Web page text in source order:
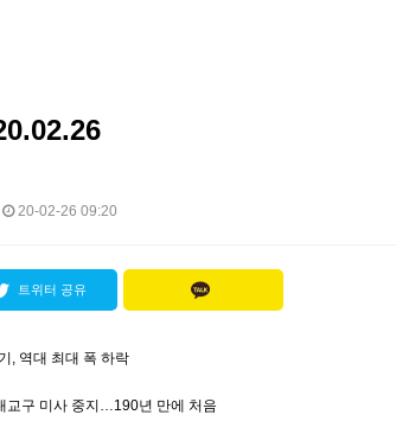
20-02-26 09:20
트위터 공유
, 역대 최대 폭 하락
교구 미사 중지…190년 만에 처음